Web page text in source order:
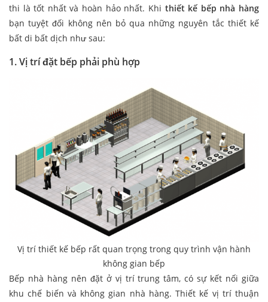
thi là tốt nhất và hoàn hảo nhất. Khi thiết kế bếp nhà hàng
bạn tuyệt đối không nên bỏ qua những nguyên tắc thiết kế
bất di bất dịch như sau:
1. Vị trí đặt bếp phải phù hợp
Vị trí thiết kế bếp rất quan trọng trong quy trình vận hành
không gian bếp
Bếp nhà hàng nên đặt ở vị trí trung tâm, có sự kết nối giữa
khu chế biến và không gian nhà hàng. Thiết kế vị trí thuận